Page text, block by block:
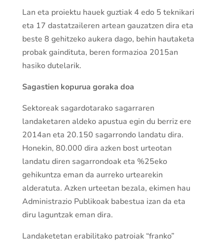
Lan eta proiektu hauek guztiak 4 edo 5 teknikari
eta 17 dastatzaileren artean gauzatzen dira eta
beste 8 gehitzeko aukera dago, behin hautaketa
probak gaindituta, beren formazioa 2015an
hasiko dutelarik.
Sagastien kopurua goraka doa
Sektoreak sagardotarako sagarraren
landaketaren aldeko apustua egin du berriz ere
2014an eta 20.150 sagarrondo landatu dira.
Honekin, 80.000 dira azken bost urteotan
landatu diren sagarrondoak eta %25eko
gehikuntza eman da aurreko urtearekin
alderatuta. Azken urteetan bezala, ekimen hau
Administrazio Publikoak babestua izan da eta
diru laguntzak eman dira.
Landaketetan erabilitako patroiak “franko”